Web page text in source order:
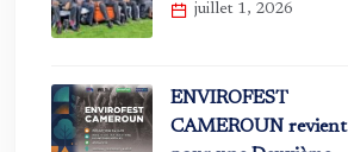
juillet 1, 2026
ENVIROFEST
CAMEROUN revient